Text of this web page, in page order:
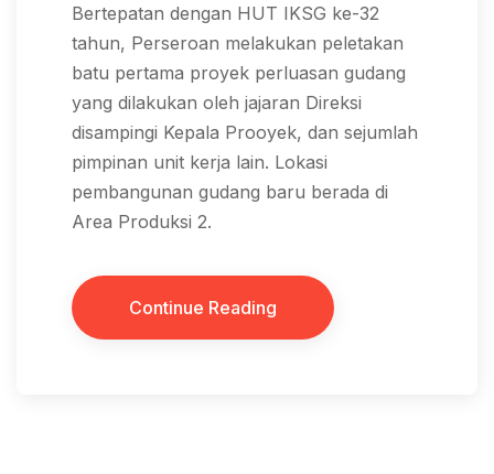
Bertepatan dengan HUT IKSG ke-32
tahun, Perseroan melakukan peletakan
batu pertama proyek perluasan gudang
yang dilakukan oleh jajaran Direksi
disampingi Kepala Prooyek, dan sejumlah
pimpinan unit kerja lain. Lokasi
pembangunan gudang baru berada di
Area Produksi 2.
Continue Reading